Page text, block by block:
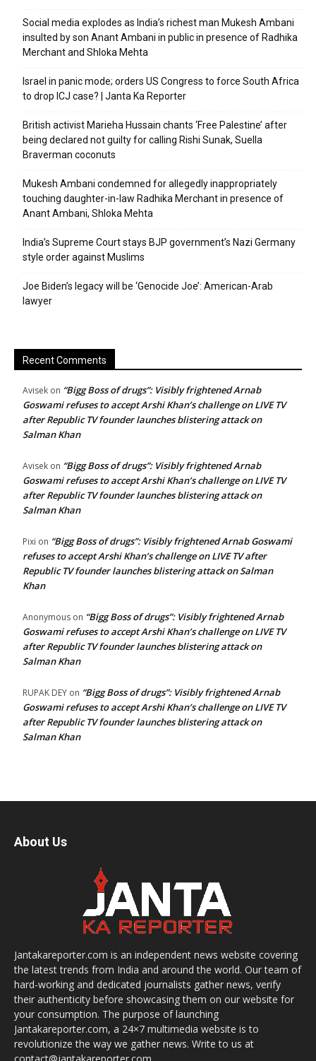
Social media explodes as India’s richest man Mukesh Ambani
insulted by son Anant Ambani in public in presence of Radhika
Merchant and Shloka Mehta
Israel in panic mode; orders US Congress to force South Africa
to drop ICJ case? | Janta Ka Reporter
British activist Marieha Hussain chants ‘Free Palestine’ after
being declared not guilty for calling Rishi Sunak, Suella
Braverman coconuts
Mukesh Ambani condemned for allegedly inappropriately
touching daughter-in-law Radhika Merchant in presence of
Anant Ambani, Shloka Mehta
India’s Supreme Court stays BJP government’s Nazi Germany
style order against Muslims
Joe Biden’s legacy will be ‘Genocide Joe’: American-Arab
lawyer
Recent Comments
Avisek on “Bigg Boss of drugs”: Visibly frightened Arnab
Goswami refuses to accept Arshi Khan’s challenge on LIVE TV
after Republic TV founder launches blistering attack on
Salman Khan
Avisek on “Bigg Boss of drugs”: Visibly frightened Arnab
Goswami refuses to accept Arshi Khan’s challenge on LIVE TV
after Republic TV founder launches blistering attack on
Salman Khan
Pixi on “Bigg Boss of drugs”: Visibly frightened Arnab Goswami
refuses to accept Arshi Khan’s challenge on LIVE TV after
Republic TV founder launches blistering attack on Salman
Khan
Anonymous on “Bigg Boss of drugs”: Visibly frightened Arnab
Goswami refuses to accept Arshi Khan’s challenge on LIVE TV
after Republic TV founder launches blistering attack on
Salman Khan
RUPAK DEY on “Bigg Boss of drugs”: Visibly frightened Arnab
Goswami refuses to accept Arshi Khan’s challenge on LIVE TV
after Republic TV founder launches blistering attack on
Salman Khan
About Us
Jantakareporter.com is an independent news website covering
the latest trends from India and around the world. Our team of
hard-working and dedicated journalists gather news, verify
their authenticity before showcasing them on our website for
your consumption. The purpose of launching
Jantakareporter.com, a 24×7 multimedia website is to
revolutionize the way we gather news. Write to us at